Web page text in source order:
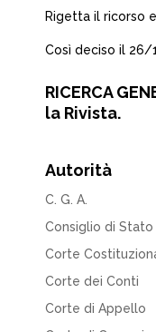
Rigetta il ricorso
Così deciso il 26/
RICERCA
la Rivista.
Autorità
C. G. A.
Consiglio di Stato
Corte
Corte dei Conti
Corte di Appello